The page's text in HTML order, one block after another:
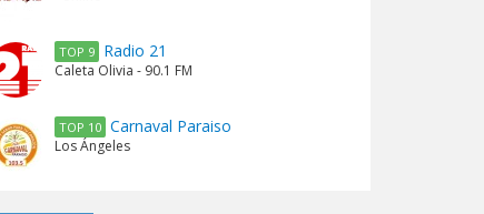
TOP 9 Radio 21
Caleta Olivia - 90.1 FM
TOP 10 Carnaval Paraiso
Los Ángeles